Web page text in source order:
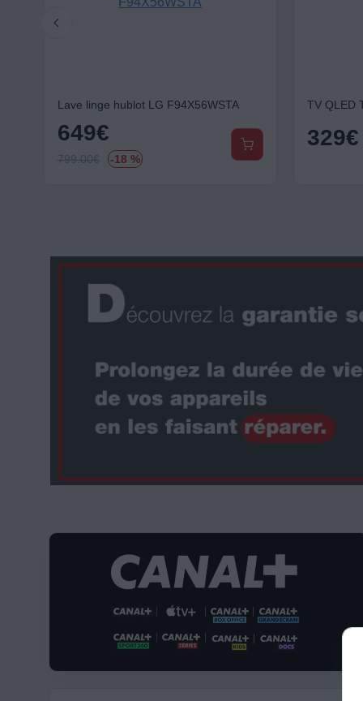
Lave linge hublot LG F94X56WSTA
649€
799.00€ -18 %
329€